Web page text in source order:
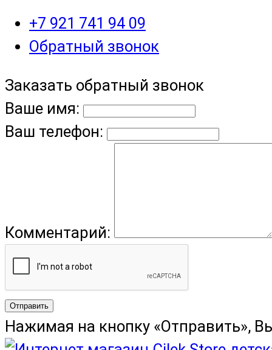
+7 921 741 94 09
Обратный звонок
Заказать обратный звонок
Ваше имя:
Ваш телефон:
Комментарий:
Отправить
Нажимая на кнопку «Отправить»,